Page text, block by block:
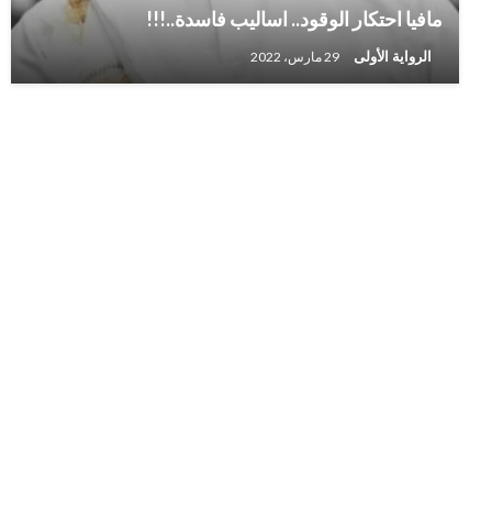
مافيا احتكار الوقود.. اساليب فاسدة..!!!
الرواية الأولى 29 مارس، 2022